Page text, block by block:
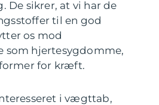
sikrer, at vi har de
til en god
os mod
som hjertesygdomme,
for kræft.
i vægttab,